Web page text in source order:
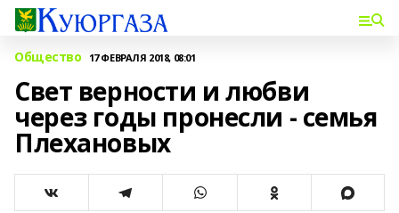
Общество 17 ФЕВРАЛЯ 2018, 08:01
Свет верности и любви
через годы пронесли - семья
Плехановых